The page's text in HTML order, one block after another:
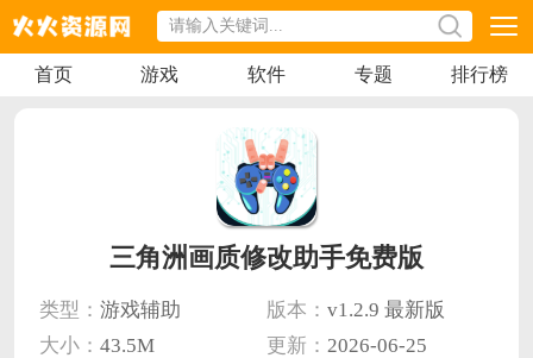
首页 游戏 软件 专题 排行榜
三角洲画质修改助手免费版
类型： 游戏辅助 版本： v1.2.9 最新版
大小： 43.5M 更新： 2026-06-25